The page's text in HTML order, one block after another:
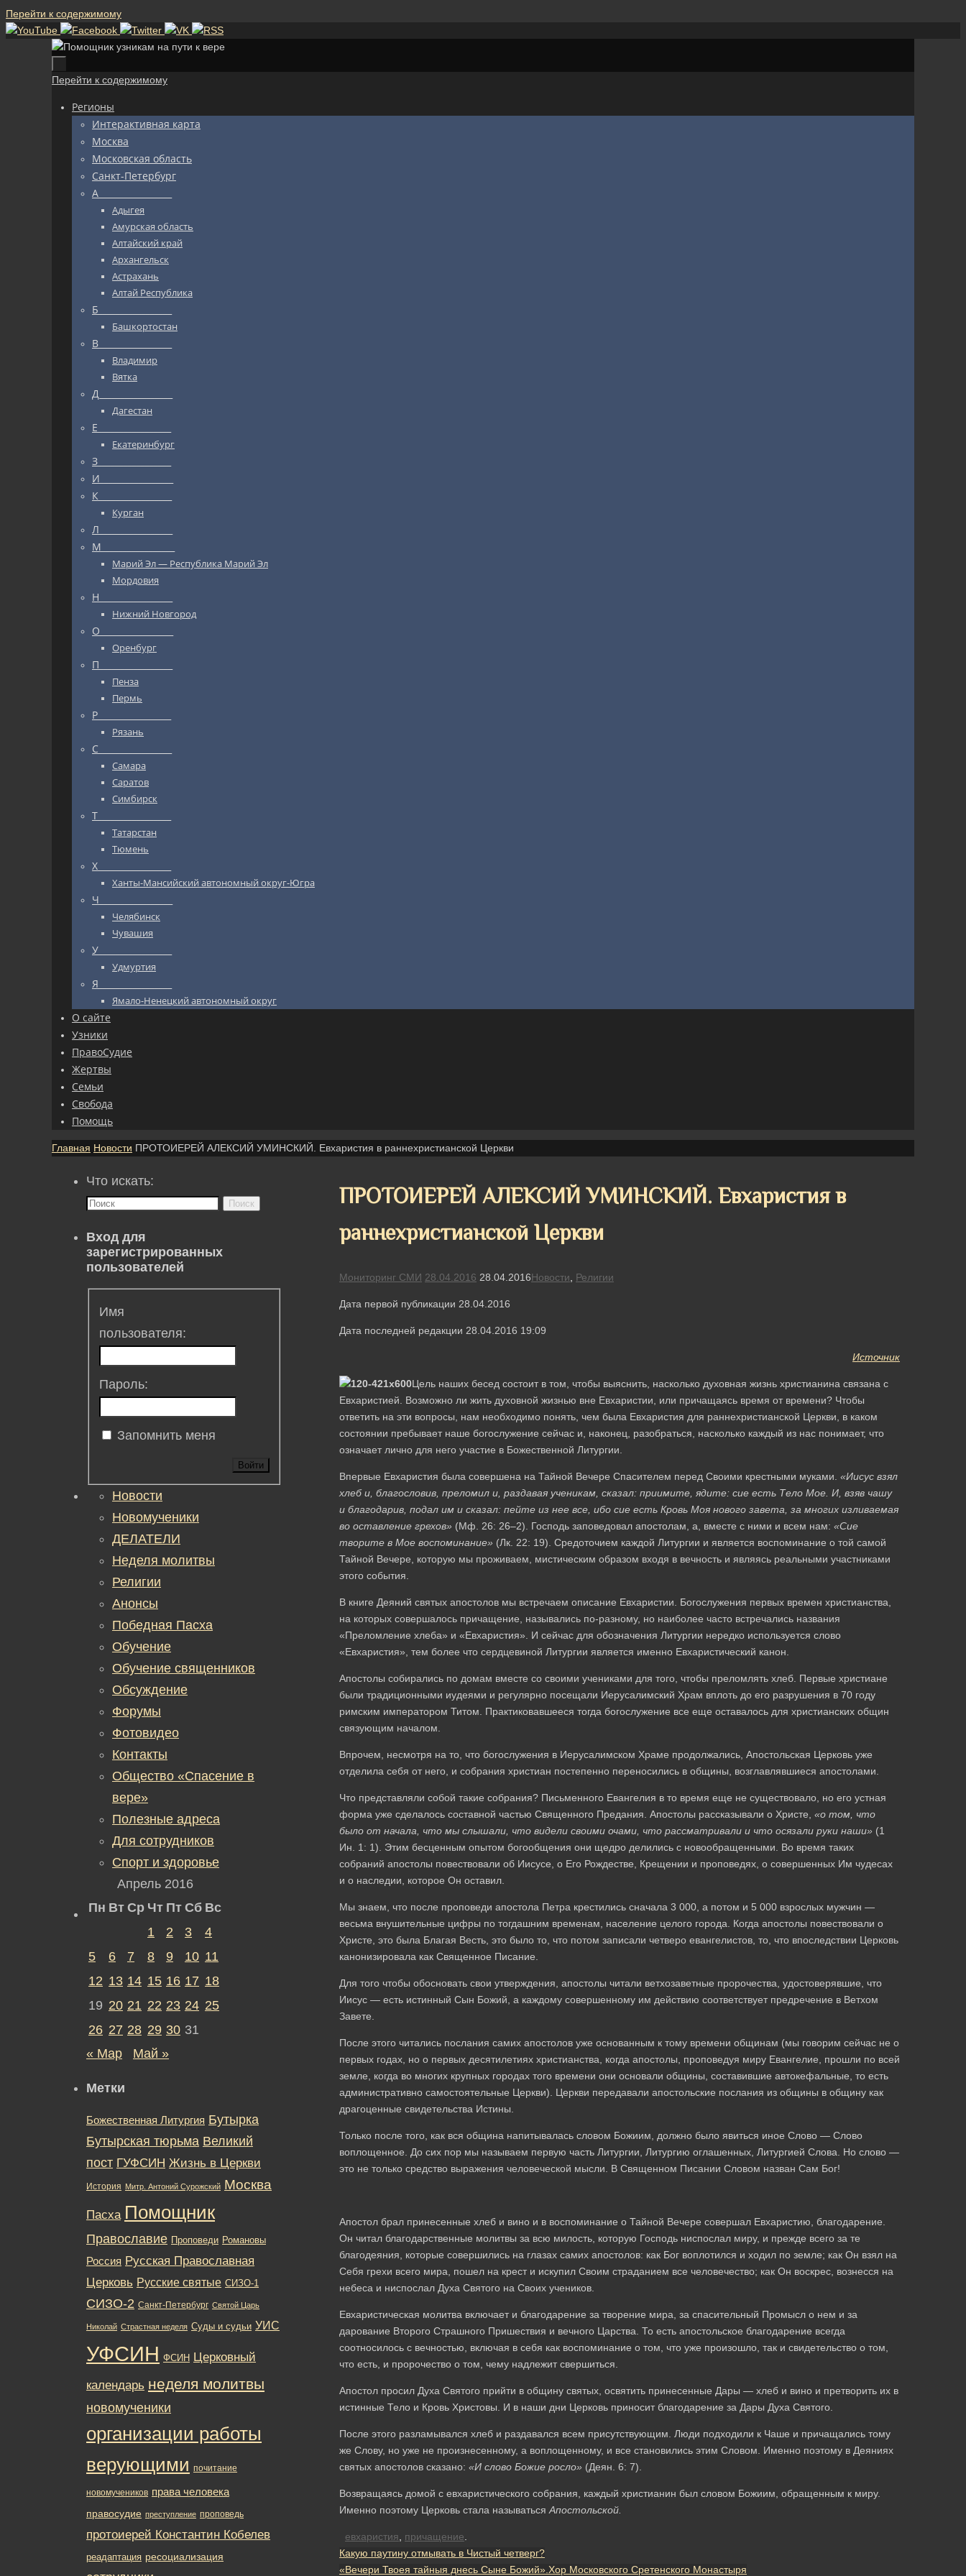
Перейти к содержимому
Перейти к содержимому
Регионы
Интерактивная карта
Москва
Московская область
Санкт-Петербург
А_________________
Адыгея
Амурская область
Алтайский край
Архангельск
Астрахань
Алтай Республика
Б_________________
Башкортостан
В_________________
Владимир
Вятка
Д_________________
Дагестан
Е_________________
Екатеринбург
З_________________
И_________________
К_________________
Курган
Л_________________
М_________________
Марий Эл — Республика Марий Эл
Мордовия
Н_________________
Нижний Новгород
О_________________
Оренбург
П_________________
Пенза
Пермь
Р_________________
Рязань
С_________________
Самара
Саратов
Симбирск
Т_________________
Татарстан
Тюмень
Х_________________
Ханты-Мансийский автономный округ-Югра
Ч_________________
Челябинск
Чувашия
У_________________
Удмуртия
Я_________________
Ямало-Ненецкий автономный округ
О сайте
Узники
ПравоСудие
Жертвы
Семьи
Свобода
Помощь
Главная Новости ПРОТОИЕРЕЙ АЛЕКСИЙ УМИНСКИЙ. Евхаристия в раннехристианской Церкви
ПРОТОИЕРЕЙ АЛЕКСИЙ УМИНСКИЙ. Евхаристия в
раннехристианской Церкви
Мониторинг СМИ 28.04.2016 28.04.2016Новости Религии
Дата первой публикации 28.04.2016
Дата последней редакции 28.04.2016 19:09
Источник
Цель наших бесед состоит в том, чтобы выяснить, насколько духовная жизнь христианина связана с
Евхаристией. Возможно ли жить духовной жизнью вне Евхаристии, или причащаясь время от времени? Чтобы
ответить на эти вопросы, нам необходимо понять, чем была Евхаристия для раннехристианской Церкви, в каком
состоянии пребывает наше богослужение сейчас и, наконец, разобраться, насколько каждый из нас понимает, что
означает лично для него участие в Божественной Литургии.
Впервые Евхаристия была совершена на Тайной Вечере Спасителем перед Своими крестными муками. «Иисус взял
хлеб и, благословив, преломил и, раздавая ученикам, сказал: приимите, ядите: сие есть Тело Мое. И, взяв чашу
и благодарив, подал им и сказал: пейте из нее все, ибо сие есть Кровь Моя нового завета, за многих изливаемая
во оставление грехов» (Мф. 26: 26–2). Господь заповедовал апостолам, а, вместе с ними и всем нам: «Сие
творите в Мое воспоминание» (Лк. 22: 19). Средоточием каждой Литургии и является воспоминание о той самой
Тайной Вечере, которую мы проживаем, мистическим образом входя в вечность и являясь реальными участниками
этого события.
В книге Деяний святых апостолов мы встречаем описание Евхаристии. Богослужения первых времен христианства,
на которых совершалось причащение, назывались по-разному, но наиболее часто встречались названия
«Преломление хлеба» и «Евхаристия». И сейчас для обозначения Литургии нередко используется слово
«Евхаристия», тем более что сердцевиной Литургии является именно Евхаристический канон.
Апостолы собирались по домам вместе со своими учениками для того, чтобы преломлять хлеб. Первые христиане
были традиционными иудеями и регулярно посещали Иерусалимский Храм вплоть до его разрушения в 70 году
римским императором Титом. Практиковавшееся тогда богослужение все еще оставалось для христианских общин
связующим началом.
Впрочем, несмотря на то, что богослужения в Иерусалимском Храме продолжались, Апостольская Церковь уже
отделила себя от него, и собрания христиан постепенно переносились в общины, возглавлявшиеся апостолами.
Что представляли собой такие собрания? Письменного Евангелия в то время еще не существовало, но его устная
форма уже сделалось составной частью Священного Предания. Апостолы рассказывали о Христе, «о том, что
было от начала, что мы слышали, что видели своими очами, что рассматривали и что осязали руки наши» (1
Ин. 1: 1). Этим бесценным опытом богообщения они щедро делились с новообращенными. Во время таких
собраний апостолы повествовали об Иисусе, о Его Рождестве, Крещении и проповедях, о совершенных Им чудесах
и о наследии, которое Он оставил.
Мы знаем, что после проповеди апостола Петра крестились сначала 3 000, а потом и 5 000 взрослых мужчин —
весьма внушительные цифры по тогдашним временам, население целого города. Когда апостолы повествовали о
Христе, это была Благая Весть, это было то, что потом записали четверо евангелистов, то, что впоследствии Церковь
канонизировала как Священное Писание.
Для того чтобы обосновать свои утверждения, апостолы читали ветхозаветные пророчества, удостоверявшие, что
Иисус — есть истинный Сын Божий, а каждому совершенному им действию соответствует предречение в Ветхом
Завете.
После этого читались послания самих апостолов уже основанным к тому времени общинам (мы говорим сейчас не о
первых годах, но о первых десятилетиях христианства, когда апостолы, проповедуя миру Евангелие, прошли по всей
земле, когда во многих крупных городах того времени они основали общины, составившие автокефальные, то есть
административно самостоятельные Церкви). Церкви передавали апостольские послания из общины в общину как
драгоценные свидетельства Истины.
Только после того, как вся община напитывалась словом Божиим, должно было явиться иное Слово — Слово
воплощенное. До сих пор мы называем первую часть Литургии, Литургию оглашенных, Литургией Слова. Но слово —
это не только средство выражения человеческой мысли. В Священном Писании Словом назван Сам Бог!
Апостол брал принесенные хлеб и вино и в воспоминание о Тайной Вечере совершал Евхаристию, благодарение.
Он читал благодарственные молитвы за всю милость, которую Господь ниспослал миру, и прежде всего за те
благодеяния, которые совершились на глазах самих апостолов: как Бог воплотился и ходил по земле; как Он взял на
Себя грехи всего мира, пошел на крест и искупил Своим страданием все человечество; как Он воскрес, вознесся на
небеса и ниспослал Духа Святого на Своих учеников.
Евхаристическая молитва включает и благодарение за творение мира, за спасительный Промысл о нем и за
дарование Второго Страшного Пришествия и вечного Царства. То есть апостольское благодарение всегда
соотносилось с вечностью, включая в себя как воспоминание о том, что уже произошло, так и свидетельство о том,
что есть, и пророчество о том, чему надлежит свершиться.
Апостол просил Духа Святого прийти в общину святых, освятить принесенные Дары — хлеб и вино и претворить их в
истинные Тело и Кровь Христовы. И в наши дни Церковь приносит благодарение за Дары Духа Святого.
После этого разламывался хлеб и раздавался всем присутствующим. Люди подходили к Чаше и причащались тому
же Слову, но уже не произнесенному, а воплощенному, и все становились этим Словом. Именно поэтому в Деяниях
святых апостолов сказано: «И слово Божие росло» (Деян. 6: 7).
Возвращаясь домой с евхаристического собрания, каждый христианин был словом Божиим, обращенным к миру.
Именно поэтому Церковь стала называться Апостольской.
евхаристия причащение
Какую паутину отмывать в Чистый четверг?
«Вечери Твоея тайныя днесь Сыне Божий».Хор Московского Сретенского Монастыря
Что искать:
Поиск
Вход для
зарегистрированных
пользователей
Имя
пользователя:
Пароль:
Запомнить меня
Войти
Новости
Новомученики
ДЕЛАТЕЛИ
Неделя молитвы
Религии
Анонсы
Победная Пасха
Обучение
Обучение священников
Обсуждение
Форумы
Фотовидео
Контакты
Общество «Спасение в
вере»
Полезные адреса
Для сотрудников
Спорт и здоровье
Апрель 2016
Пн Вт Ср Чт Пт Сб Вс
1
2 3
4
5
6 7 8 9 10 11
12 13 14 15 16 17 18
19 20 21 22 23 24 25
26 27 28 29 30 31
« Мар
Май »
Метки
Божественная Литургия Бутырка
Бутырская тюрьма Великий
пост ГУФСИН Жизнь в Церкви
История Митр. Антоний Сурожский Москва
Пасха Помощник
Православие Проповеди Романовы
Россия Русская Православная
Церковь Русские святые СИЗО-1
СИЗО-2 Санкт-Петербург Святой Царь
Николай Страстная неделя Суды и судьи УИС
УФСИН ФСИН Церковный
календарь неделя молитвы
новомученики
организации работы
верующими почитание
новомучеников права человека
правосудие преступление проповедь
протоиерей Константин Кобелев
реадаптация ресоциализация